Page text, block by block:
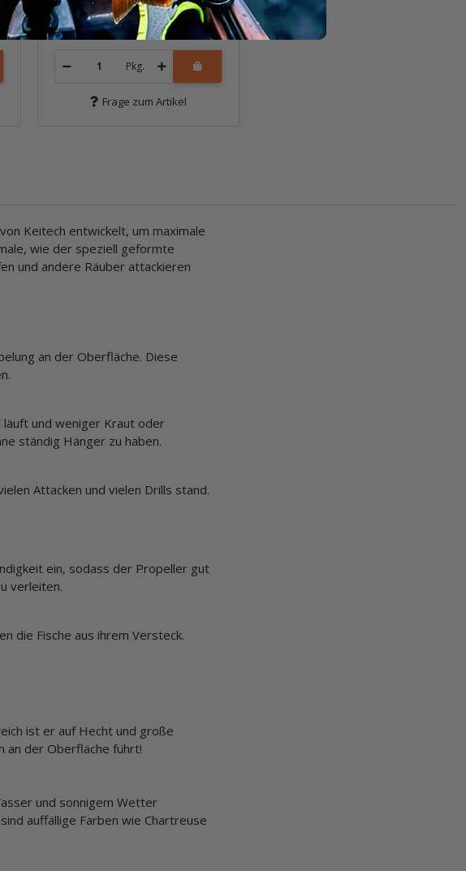
12,99 €*
Packung: 1 Stk.
Pkg.
Frage zum Artikel
Keitech entwickelt, um maximale
wie der speziell geformte
und andere Räuber attackieren
an der Oberfläche. Diese
und weniger Kraut oder
ständig Hänger zu haben.
Attacken und vielen Drills stand.
ein, sodass der Propeller gut
verleiten.
die Fische aus ihrem Versteck.
ist er auf Hecht und große
an der Oberfläche führt!
und sonnigem Wetter
auffällige Farben wie Chartreuse